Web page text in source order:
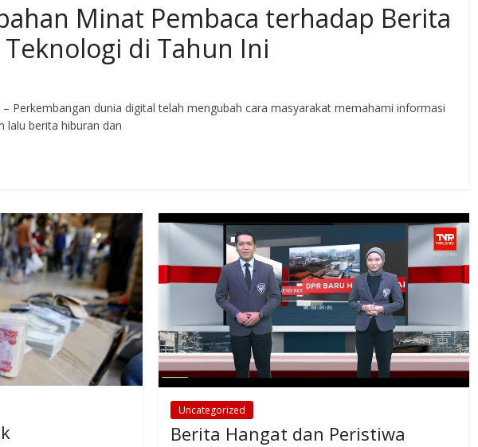
Minat Pembaca terhadap Berita
di Tahun Ini
Perkembangan dunia digital telah mengubah cara masyarakat memahami informasi
lalu berita hiburan dan
Uncategorized
Berita Hangat dan Peristiwa